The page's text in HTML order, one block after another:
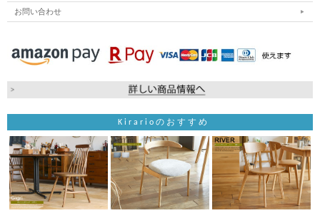
お問い合わせ
Kirarioのおすすめ